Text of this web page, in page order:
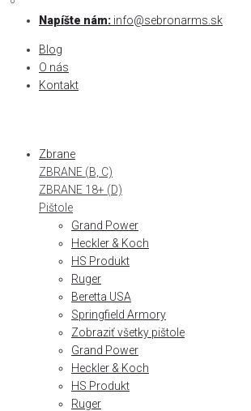
Skip
content
Napíšte nám: info@sebronarms.sk
Blog
O nás
Kontakt
Zbrane
ZBRANE (B, C)
ZBRANE 18+ (D)
Pištole
Grand Power
Heckler & Koch
HS Produkt
Ruger
Beretta USA
Springfield Armory
Zobraziť všetky pištole
Grand Power
Heckler & Koch
HS Produkt
Ruger